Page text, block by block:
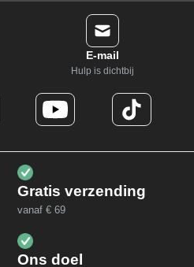
E-mail
Hulp is dichtbij
Gratis verzending
vanaf € 69
Ons doel